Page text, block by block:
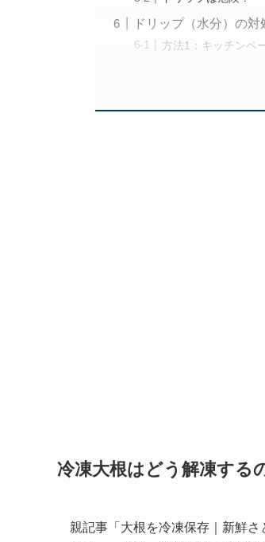
ドリップ（水分）の対
方法1：キッチンペ
冷凍大根はどう解凍する
親記事「大根を冷凍保存｜新鮮